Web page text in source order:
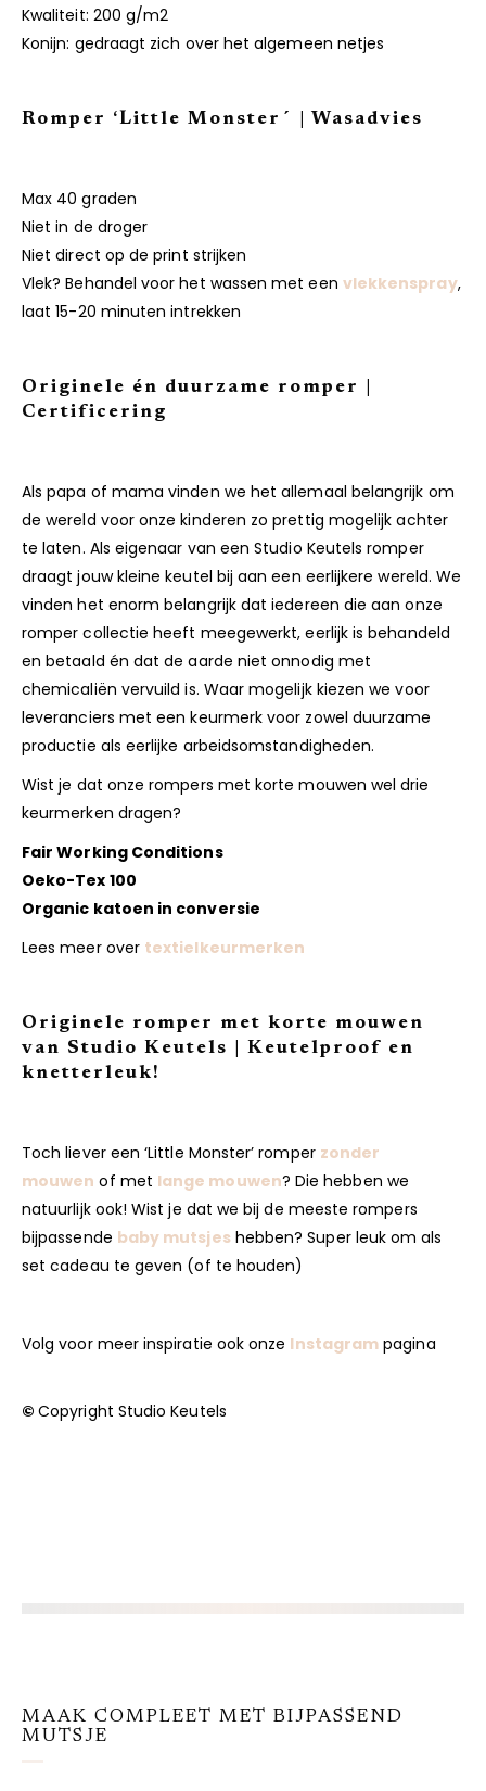
Kwaliteit: 200 g/m2
Konijn: gedraagt zich over het algemeen netjes
Romper ‘Little Monster ´ | Wasadvies
Max 40 graden
Niet in de droger
Niet direct op de print strijken
Vlek? Behandel voor het wassen met een vlekkenspray,
laat 15-20 minuten intrekken
Originele én duurzame romper |
Certificering
Als papa of mama vinden we het allemaal belangrijk om
de wereld voor onze kinderen zo prettig mogelijk achter
te laten. Als eigenaar van een Studio Keutels romper
draagt jouw kleine keutel bij aan een eerlijkere wereld. We
vinden het enorm belangrijk dat iedereen die aan onze
romper collectie heeft meegewerkt, eerlijk is behandeld
en betaald én dat de aarde niet onnodig met
chemicaliën vervuild is. Waar mogelijk kiezen we voor
leveranciers met een keurmerk voor zowel duurzame
productie als eerlijke arbeidsomstandigheden.
Wist je dat onze rompers met korte mouwen wel drie
keurmerken dragen?
Fair Working Conditions
Oeko-Tex 100
Organic katoen in conversie
Lees meer over textielkeurmerken
Originele romper met korte mouwen
van Studio Keutels | Keutelproof en
knetterleuk!
Toch liever een ‘Little Monster’ romper zonder
mouwen of met lange mouwen? Die hebben we
natuurlijk ook! Wist je dat we bij de meeste rompers
bijpassende baby mutsjeshebben? Super leuk om als
set cadeau te geven (of te houden)
Volg voor meer inspiratie ook onze Instagram pagina
©Copyright Studio Keutels
MAAK COMPLEET MET BIJPASSEND
MUTSJE